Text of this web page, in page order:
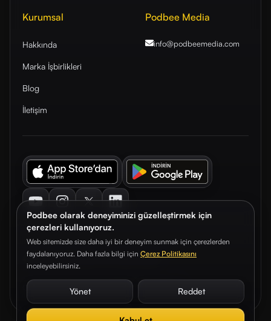
Podbee olarak deneyiminizi güzelleştirmek için
çerezleri kullanıyoruz.
Web sitemizde size daha iyi bir deneyim sunmak için çerezlerden
faydalanıyoruz. Daha fazla bilgi için Çerez Politikasını
inceleyebilirsiniz.
Yönet Reddet
Kurumsal
Hakkında
Marka İşbirlikleri
Blog
İletişim
Podbee Media
info@podbeemedia.com
© 2026. Podbee Media. Tüm hakları saklıdır.
Çerez TercihleriAydınlatma Metni Gizlilik Sözleşmesi